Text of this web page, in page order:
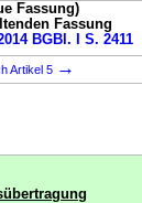
Fassung)
Fassung
BGBl. I S. 2411
Artikel 5 →